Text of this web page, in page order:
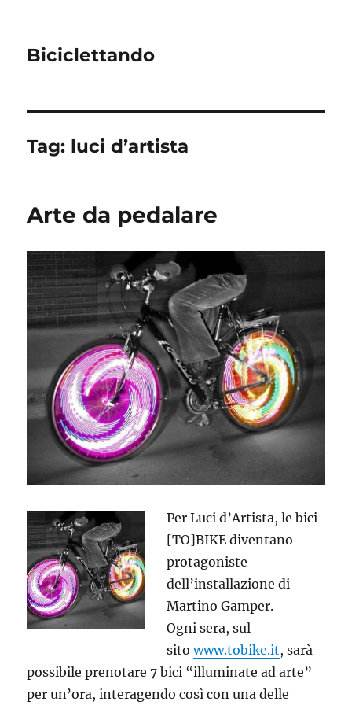
Biciclettando
Tag: luci d’artista
Arte da pedalare
Per Luci d’Artista, le bici
[TO]BIKE diventano
protagoniste
dell’installazione di
Martino Gamper.
Ogni sera, sul
sitowww.tobike.it, sarà
possibile prenotare 7 bici “illuminate ad arte”
per un’ora, interagendo così con una delle